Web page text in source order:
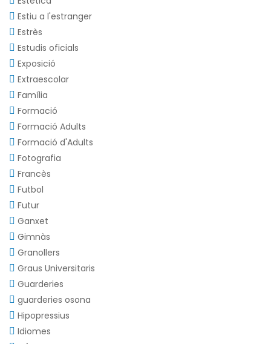
Estiu a l'estranger
Estrès
Estudis oficials
Exposició
Extraescolar
Família
Formació
Formació Adults
Formació d'Adults
Fotografia
Francès
Futbol
Futur
Ganxet
Gimnàs
Granollers
Graus Universitaris
Guarderies
guarderies osona
Hipopressius
Idiomes